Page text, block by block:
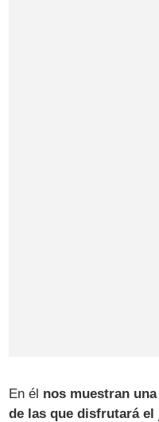
En él nos muestran
de las que disfrutará el